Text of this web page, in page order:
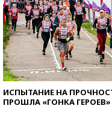
ИСПЫТАНИЕ НА
ПРОШЛА «ГОНКА ГЕРОЕВ»